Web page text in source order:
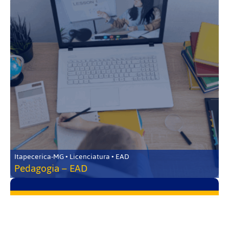
Itapecerica-MG • Licenciatura • EAD
Pedagogia – EAD